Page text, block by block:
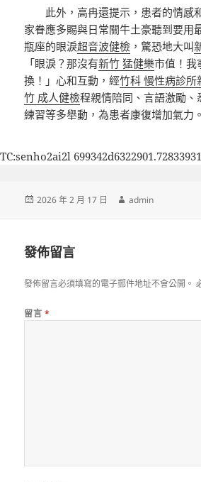
此外，高冉還提示，患者的情感
家眷應多賜與日常關牛土豪聽到要用
瓶座的眼淚超音波健檢 ，驚恐地大叫
「眼淚？那沒有新竹 猛健樂市值！我
換！」心和互動，經竹科 慢性病診所
竹 成人健檢程親情陪同、言語激勵、
練習等多舉動，為患者康復增加氣力。
TC:senho2ai2l 699342d6322901.72833931
發
2026 年 2 月 17 日
作
admin
發佈留言
發佈留言必須填寫的電子郵件地址不會公開。
留言 *